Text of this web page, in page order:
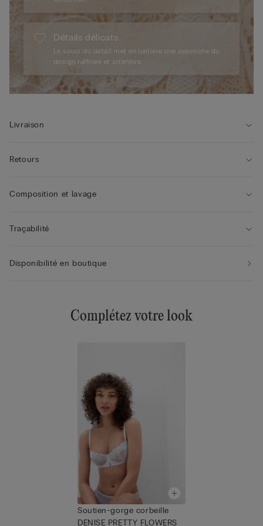
Détails délicats
Le souci du détail met en lumière une approche du
design raffinée et attentive.
Livraison
Retours
Composition et lavage
Traçabilité
Disponibilité en boutique
Complétez votre look
Soutien-gorge corbeille
DENISE PRETTY FLOWERS